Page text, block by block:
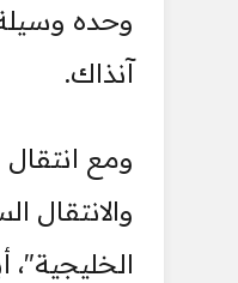
وحده
آنذاك.
ومع
والانتقال